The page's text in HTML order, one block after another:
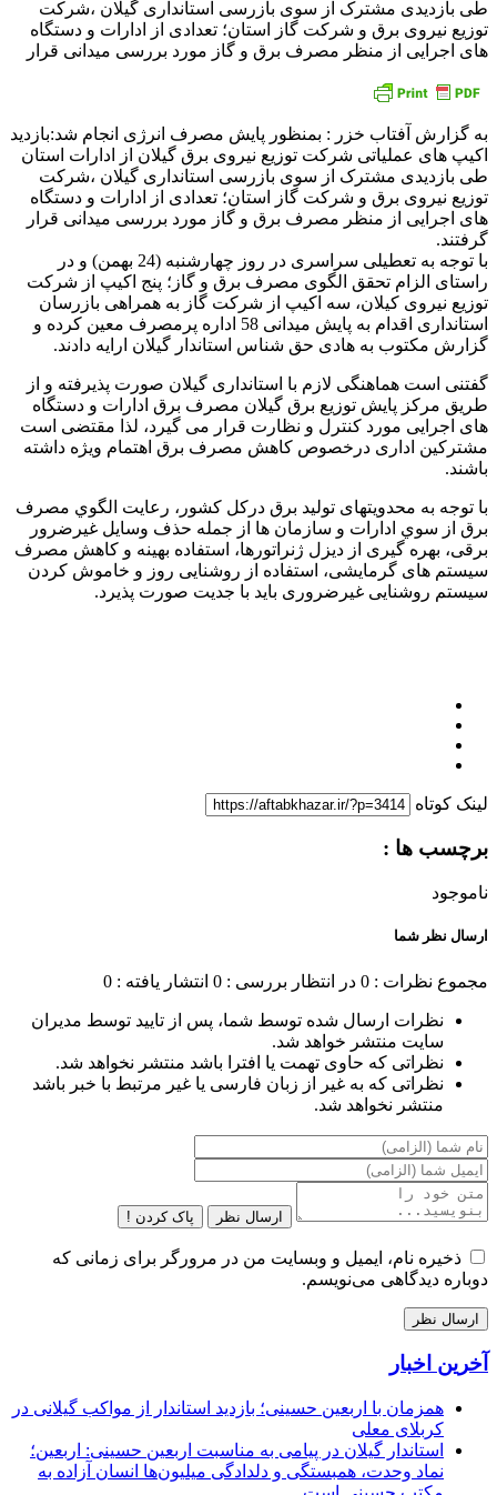
طی بازدیدی مشترک از سوی بازرسی استانداری گیلان ،شرکت
توزیع نیروی برق و شرکت گاز استان؛ تعدادی از ادارات و دستگاه
های اجرایی از منظر مصرف برق و گاز مورد بررسی میدانی قرار
به گزارش آفتاب خزر : بمنظور پایش مصرف انرژی انجام شد:بازدید
اكیپ های عملیاتی شركت توزیع نیروی برق گیلان از ادارات استان
طی بازدیدی مشترک از سوی بازرسی استانداری گیلان ،شرکت
توزیع نیروی برق و شرکت گاز استان؛ تعدادی از ادارات و دستگاه
های اجرایی از منظر مصرف برق و گاز مورد بررسی میدانی قرار
گرفتند.
با توجه به تعطیلی سراسری در روز چهارشنبه (24 بهمن) و در
راستای الزام تحقق الگوی مصرف برق و گاز؛ پنج اکیپ از شرکت
توزیع نیروی کیلان، سه اکیپ از شرکت گاز به همراهی بازرسان
استانداری اقدام به پایش میدانی 58 اداره پرمصرف معین کرده و
گزارش مکتوب به هادی حق شناس استاندار گیلان ارایه دادند.
گفتنی است هماهنگی لازم با استانداری گیلان صورت پذیرفته و از
طریق مرکز پایش توزیع برق گیلان مصرف برق ادارات و دستگاه
های اجرایی مورد کنترل و نظارت قرار می گیرد، لذا مقتضی است
مشترکین اداری درخصوص کاهش مصرف برق اهتمام ویژه داشته
باشند.
با توجه به محدویتهای توليد برق درکل کشور، رعايت الگوي مصرف
برق از سوي ادارات و سازمان ها از جمله حذف وسایل غیرضرور
برقی، بهره گیری از دیزل ژنراتورها، استفاده بهینه و کاهش مصرف
سیستم های گرمایشی، استفاده از روشنایی روز و خاموش کردن
سیستم روشنایی غیرضروری باید با جدیت صورت پذیرد.
لینک کوتاه
برچسب ها :
ناموجود
ارسال نظر شما
مجموع نظرات : 0 در انتظار بررسی : 0 انتشار یافته : 0
نظرات ارسال شده توسط شما، پس از تایید توسط مدیران
سایت منتشر خواهد شد.
نظراتی که حاوی تهمت یا افترا باشد منتشر نخواهد شد.
نظراتی که به غیر از زبان فارسی یا غیر مرتبط با خبر باشد
منتشر نخواهد شد.
ارسال نظر پاک کردن !
ذخیره نام، ایمیل و وبسایت من در مرورگر برای زمانی که
دوباره دیدگاهی می‌نویسم.
آخرین اخبار
همزمان با اربعین حسینی؛ بازدید استاندار از مواکب گیلانی در
کربلای معلی
استاندار گیلان در پیامی به مناسبت اربعین حسینی: اربعین؛
نماد وحدت، همبستگی و دلدادگی میلیون‌ها انسان آزاده به